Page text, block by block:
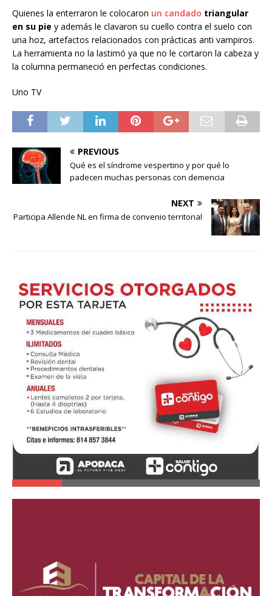
Quienes la enterraron le colocaron un candado triangular
en su pie y además le clavaron su cuello contra el suelo con
una hoz, artefactos relacionados con prácticas anti vampiros.
La herramienta no la lastimó ya que no le cortaron la cabeza y
la columna permaneció en perfectas condiciones.
Uno TV
PREVIOUS
Qué es el síndrome vespertino y por qué lo
padecen muchas personas con demencia
NEXT
Participa Allende NL en firma de convenio territorial